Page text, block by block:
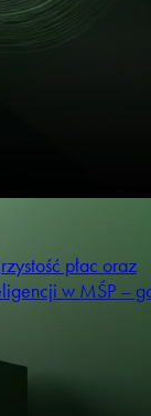
płac oraz
w MŚP –